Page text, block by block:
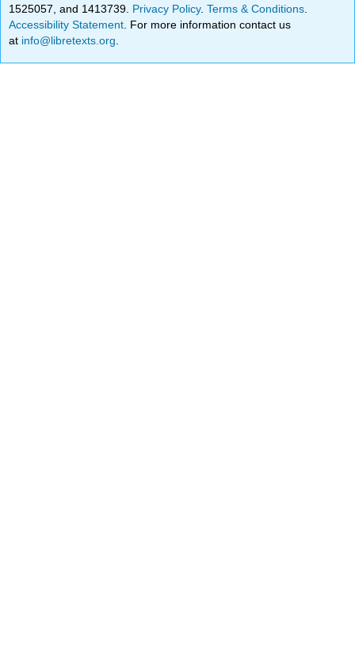
1525057, and 1413739. Privacy Policy.Terms & Conditions
Accessibility Statement . For more information contact us
at info@libretexts.org